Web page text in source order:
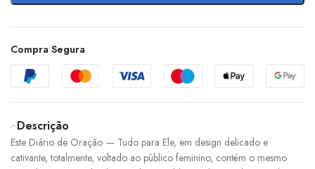
Compra Segura
Descrição
Este Diário de Oração — Tudo para Ele, em design delicado e
cativante, totalmente, voltado ao público feminino, contém o mesmo